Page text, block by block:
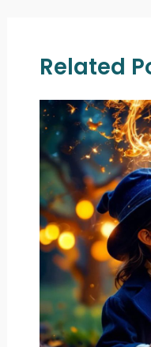
Related